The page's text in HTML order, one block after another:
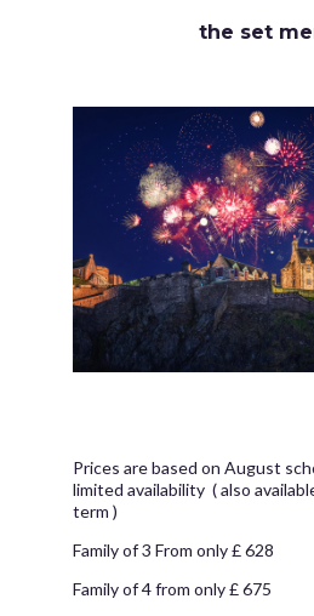
the set
Prices are based on August
limited availability ( also
term )
Family of 3 From only £ 628
Family of 4 from only £ 675